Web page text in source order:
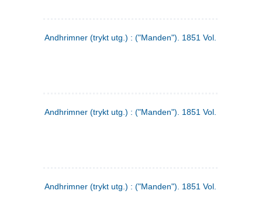
Andhrimner (trykt utg.) : ("Manden"). 1851 Vol. 1 Nr. 10
Andhrimner (trykt utg.) : ("Manden"). 1851 Vol. 1 Nr. 3
Andhrimner (trykt utg.) : ("Manden"). 1851 Vol. 2 Nr. 4